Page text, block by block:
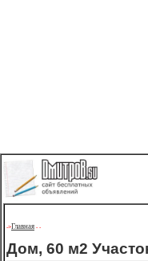
->Главная - -
Дом, 60 м2